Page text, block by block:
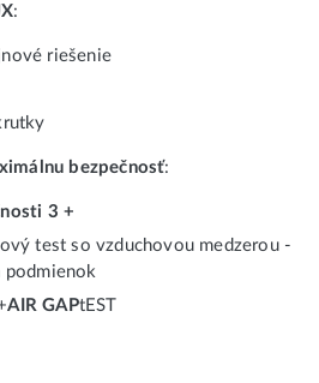
:
riešenie
bezpečnosť:
3 +
test so vzduchovou medzerou -
podmienok
AIR GAPtEST